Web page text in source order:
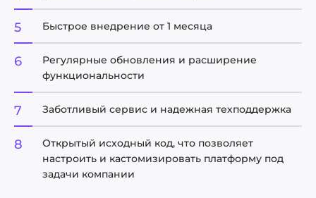
Быстрое внедрение от 1 месяца
Регулярные обновления и расширение
функциональности
Заботливый сервис и надежная техподдержка
Открытый исходный код, что позволяет
настроить и кастомизировать платформу под
задачи компании